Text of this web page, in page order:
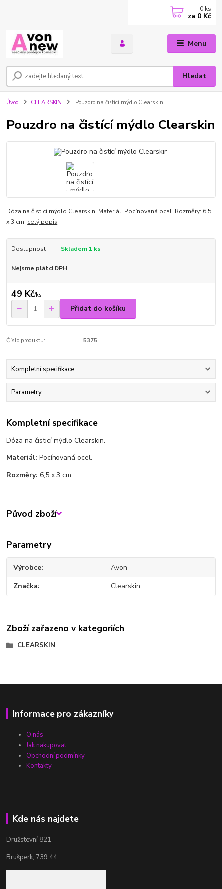
Menu
Hledat
0 ks
za 0 Kč
Úvod CLEARSKIN Pouzdro na čistící mýdlo Clearskin
Pouzdro na čistící mýdlo Clearskin
Dóza na čisticí mýdlo Clearskin. Materiál: Pocínovaná ocel. Rozměry: 6,5
x 3 cm. celý popis
Dostupnost Skladem 1 ks
Nejsme plátci DPH
49 Kč/ks
Přidat do košíku
Číslo produktu: 5375
Kompletní specifikace
Parametry
Kompletní specifikace
Dóza na čisticí mýdlo Clearskin.
Materiál: Pocínovaná ocel.
Rozměry: 6,5 x 3 cm.
Původ zboží
Parametry
Výrobce Avon
Značka Clearskin
Zboží zařazeno v kategoriích
CLEARSKIN
Informace pro zákazníky
O nás
Jak nakupovat
Obchodní podmínky
Kontakty
Kde nás najdete
Družstevní 821
Brušperk, 739 44